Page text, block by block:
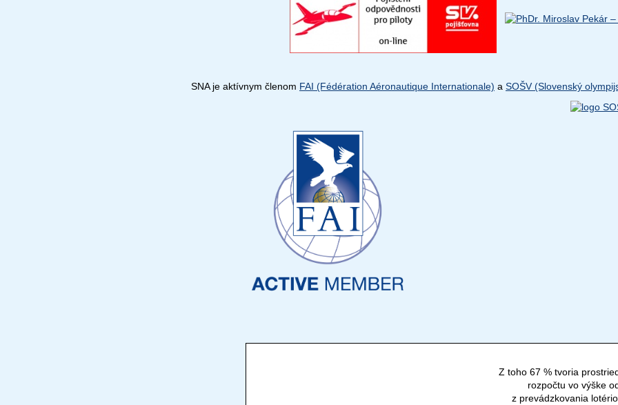
SNA je aktívnym členom FAI (Fédération Aéronautique Internationale) a SOŠV (Slovenský
Z toho 67 % tvoria
rozpočtu vo výške
z prevádzkovania